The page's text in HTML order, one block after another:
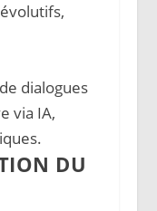
dialogues
via IA,
DU